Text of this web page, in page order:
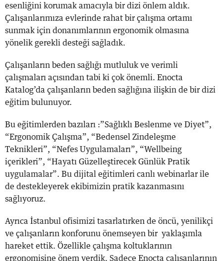
esenliğini korumak amacıyla bir dizi önlem aldık.
Çalışanlarımıza evlerinde rahat bir çalışma ortamı
sunmak için donanımlarının ergonomik olmasına
yönelik gerekli desteği sağladık.
Çalışanların beden sağlığı mutluluk ve verimli
çalışmaları açısından tabi ki çok önemli. Enocta
Katalog’da çalışanların beden sağlığına ilişkin de bir dizi
eğitim bulunuyor.
Bu eğitimlerden bazıları :”Sağlıklı Beslenme ve Diyet”,
“Ergonomik Çalışma”, “Bedensel Zindeleşme
Teknikleri”, “Nefes Uygulamaları”, “Wellbeing
içerikleri”, “Hayatı Güzelleştirecek Günlük Pratik
uygulamalar”. Bu dijital eğitimleri canlı webinarlar ile
de destekleyerek ekibimizin pratik kazanmasını
sağlıyoruz.
Ayrıca İstanbul ofisimizi tasarlatırken de öncü, yenilikçi
ve çalışanların konforunu önemseyen bir yaklaşımla
hareket ettik. Özellikle çalışma koltuklarının
ergonomisine önem verdik. Sadece Enocta çalışanlarının